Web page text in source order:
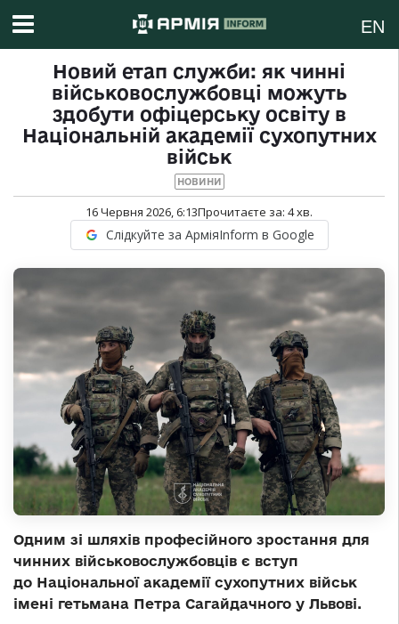
EN
Новий етап служби: як чинні
військовослужбовці можуть
здобути офіцерську освіту в
Національній академії сухопутних
військ
НОВИНИ
16 Червня 2026, 6:13Прочитаєте за: 4хв.
Слідкуйте за АрміяInform в Google
Одним зі шляхів професійного зростання для
чинних військовослужбовців є вступ
до Національної академії сухопутних військ
імені гетьмана Петра Сагайдачного у Львові.